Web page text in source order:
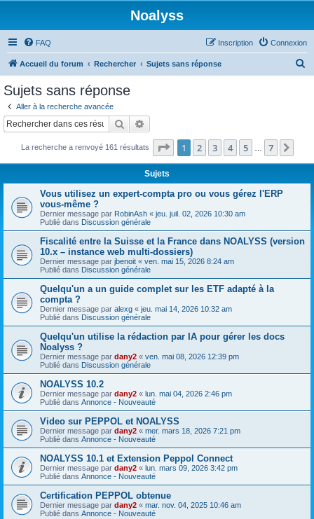
Noalyss
FAQ Connexion
Inscription
Accueil du forum Rechercher Sujets sans réponse
c
Sujets sans réponse
Aller à la recherche avancée
Rechercher
La recherche a renvoyé 161 résultats Page 1sur7
1 2 3 4 5 7
Sujets
Vous utilisez un expert-compta pro ou vous gérez l'ERP
vous-même ?
Dernier message par RobinAsh « jeu. juil. 02, 2026 10:30 am
Publié dans Discussion générale
Fiscalité entre la Suisse et la France dans NOALYSS (version
10.x – instance web multi-dossiers)
Dernier message par jbenoit « ven. mai 15, 2026 8:24 am
Publié dans Discussion générale
Quelqu'un a un guide complet sur les ETF adapté à la
compta ?
Dernier message par alexg « jeu. mai 14, 2026 10:32 am
Publié dans Discussion générale
Quelqu'un utilise la rédaction par IA pour gérer les docs
Noalyss ?
Dernier message par dany2 « ven. mai 08, 2026 12:39 pm
Publié dans Discussion générale
NOALYSS 10.2
Dernier message par dany2 « lun. mai 04, 2026 2:46 pm
Publié dans Annonce - Nouveauté
Video sur PEPPOL et NOALYSS
Dernier message par dany2 « mer. mars 18, 2026 7:21 pm
Publié dans Annonce - Nouveauté
NOALYSS 10.1 et Extension Peppol Connect
Dernier message par dany2 « lun. mars 09, 2026 3:42 pm
Publié dans Annonce - Nouveauté
Certification PEPPOL obtenue
Dernier message par dany2 « mar. nov. 04, 2025 10:46 am
Publié dans Annonce - Nouveauté